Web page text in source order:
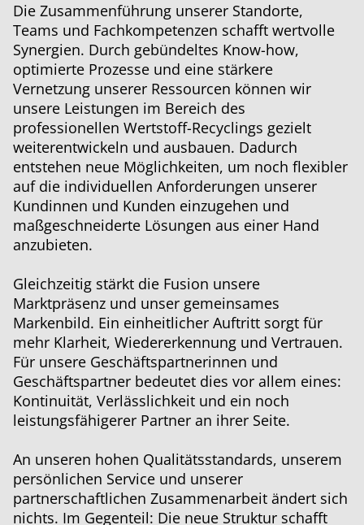
Die Zusammenführung unserer Standorte,
Teams und Fachkompetenzen schafft wertvolle
Synergien. Durch gebündeltes Know-how,
optimierte Prozesse und eine stärkere
Vernetzung unserer Ressourcen können wir
unsere Leistungen im Bereich des
professionellen Wertstoff-Recyclings gezielt
weiterentwickeln und ausbauen. Dadurch
entstehen neue Möglichkeiten, um noch flexibler
auf die individuellen Anforderungen unserer
Kundinnen und Kunden einzugehen und
maßgeschneiderte Lösungen aus einer Hand
anzubieten.
Gleichzeitig stärkt die Fusion unsere
Marktpräsenz und unser gemeinsames
Markenbild. Ein einheitlicher Auftritt sorgt für
mehr Klarheit, Wiedererkennung und Vertrauen.
Für unsere Geschäftspartnerinnen und
Geschäftspartner bedeutet dies vor allem eines:
Kontinuität, Verlässlichkeit und ein noch
leistungsfähigerer Partner an ihrer Seite.
An unseren hohen Qualitätsstandards, unserem
persönlichen Service und unserer
partnerschaftlichen Zusammenarbeit ändert sich
nichts. Im Gegenteil: Die neue Struktur schafft